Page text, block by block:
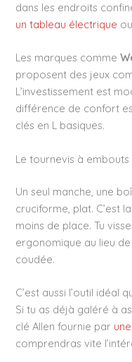
dans les endroits
un tableau électrique
Les marques comme
proposent des jeux
L’investissement est
différence de confort
clés en L basiques.
Le tournevis à
Un seul manche, une
cruciforme, plat. C’est
moins de place. Tu
ergonomique au lieu
coudée.
C’est aussi l’outil idéal
Si tu as déjà galéré à
clé Allen fournie par
comprendras vite